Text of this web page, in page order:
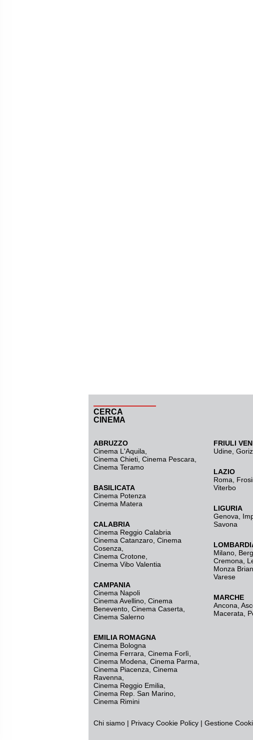
CERCA
CINEMA
ABRUZZO
Cinema L'Aquila
Cinema Chieti, Cinema Pescara,
Cinema Teramo
BASILICATA
Cinema Potenza
Cinema Matera
CALABRIA
Cinema Reggio Calabria
Cinema Catanzaro Cinema
Cosenza
Cinema Crotone
Cinema Vibo Valentia
CAMPANIA
Cinema Napoli
Cinema Avellino Cinema
Benevento Cinema Caserta
Cinema Salerno
EMILIA ROMAGNA
Cinema Bologna
Cinema Ferrara Cinema Forlì
Cinema Modena Cinema Parma
Cinema Piacenza Cinema
Ravenna
Cinema Reggio Emilia
Cinema Rep. San Marino
Cinema Rimini
FRIULI
Udine
LAZIO
Roma
Viterbo
LIGURIA
Genova
Savona
Milano
Cremona
Monza
Varese
MARCHE
Ancona
Macerata
Chi siamo | Privacy Cookie Policy | Gestione